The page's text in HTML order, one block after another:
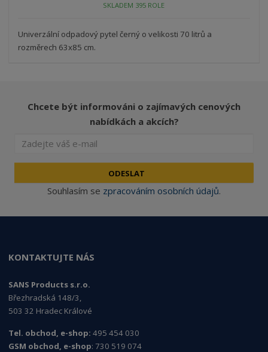
SKLADEM 395 ROLE
Univerzální odpadový pytel černý o velikosti 70 litrů a
rozměrech 63x85 cm.
Chcete být informováni o zajímavých cenových
nabídkách a akcích?
ODESLAT
Souhlasím se zpracováním osobních údajů.
KONTAKTUJTE NÁS
SANS Products s.r.o.
Březhradská 148/3,
503 32 Hradec Králové
Tel. obchod, e-shop: 495 454 030
GSM obchod, e-shop: 730 519 074